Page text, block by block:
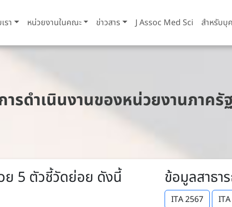
รา หน่วยงานในคณะ ข่าวสาร J Assoc Med Sci สำหรับบุ
รดำเนินงานของหน่วยงานภาครั
ย 5 ตัวชี้วัดย่อย ดังนี้ ข้อมูลสาธา
ITA 2567